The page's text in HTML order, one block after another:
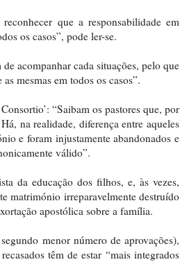
que a responsabilidade em
os casos”, pode ler-se.
acompanhar cada situações, pelo que
mesmas em todos os casos”.
“Saibam os pastores que, por
na realidade, diferença entre aqueles
e foram injustamente abandonados e
válido”.
da educação dos filhos, e, às vezes,
matrimónio irreparavelmente destruído
apostólica sobre a família.
menor número de aprovações),
têm de estar “mais integrados